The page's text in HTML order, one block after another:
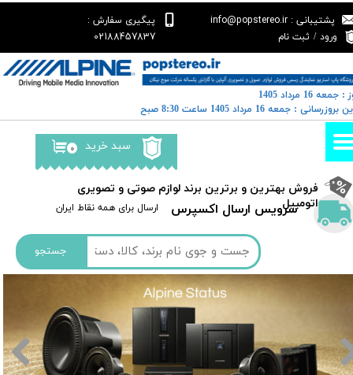
جستجو
سرویس ارسال اکسپرس ​​ارسال برای همه نقاط ایران
پشتیبانی : info@popstereo.ir
پیگیری سفارش :
02188457837
ورود / ثبت نام
حساب کاربری من
تغییر گذر واژه
سفارشات
خروج از حساب کاربری
۰ سبد خرید
​فروش بهترین و برترین برند لوازم صوتی و تصویری
اتومبیل​​​​​​​
16 مرداد 1405
: جمعه 16 مرداد 1405 ساعت 8:30 صبح